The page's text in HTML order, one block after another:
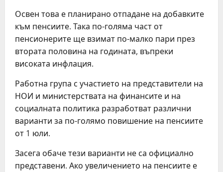
Освен това е планирано отпадане на добавките
към пенсиите. Така по-голяма част от
пенсионерите ще взимат по-малко пари през
втората половина на годината, въпреки
високата инфлация.
Работна група с участието на представители на
НОИ и министерствата на финансите и на
социалната политика разработват различни
варианти за по-голямо повишение на пенсиите
от 1 юли.
Засега обаче тези варианти не са официално
представени. Ако увеличението на пенсиите е